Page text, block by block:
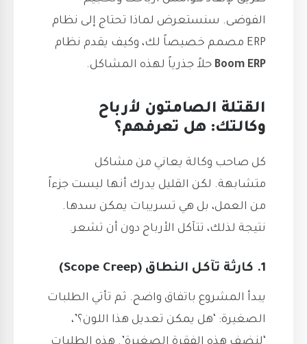
الفوضى. سنستعرض لماذا تحتاج إلى نظام
ERP مصمم خصيصاً لك، وكيف يقدم نظام
Boom ERP حلاً جذرياً لهذه المشاكل.
القتلة الصامتون لأرباح
وكالتك: هل تعرفهم؟
كل صاحب وكالة يعاني من مشاكل
متشابهة. لكن القليل يدرك أنها ليست جزءاً
من العمل، بل هي تسريبات يمكن سدها.
نتيجة لذلك، تتآكل الأرباح دون أن تشعر.
1. كارثة تآكل النطاق (Scope Creep)
يبدأ المشروع باتفاق واضح. ثم تأتي الطلبات
الصغيرة: ‘هل يمكن تعديل هذا اللون؟’،